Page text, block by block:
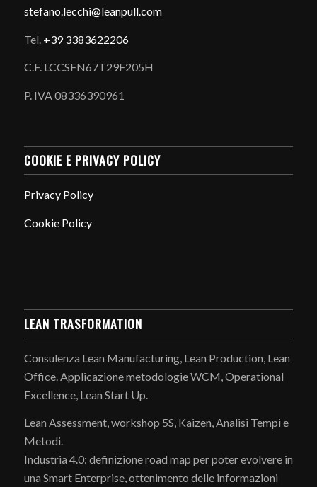
stefano.lecchi@leanpull.com
Tel. +39 3383622206
C.F. LCCSFN67T29F205H
P. IVA 08336390961
COOKIE E PRIVACY POLICY
Privacy Policy
Cookie Policy
LEAN TRASFORMATION
Consulenza Lean Manufacturing, Lean Production, Lean
Office. Applicazione metodologie WCM, Operational
Excellence, Lean Start Up.
Lean Assessment, workshop 5S, Kaizen, Analisi Tempi e
Metodi.
Industria 4.0: definizione road map per poter evolvere in
una Smart Enterprise, ottenimento delle informazioni